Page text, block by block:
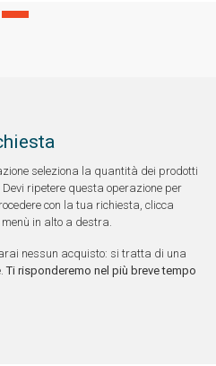
seleziona la quantità dei prodotti
Devi ripetere questa operazione per
con la tua richiesta, clicca
in alto a destra.
nessun acquisto: si tratta di una
Ti risponderemo nel più breve tempo